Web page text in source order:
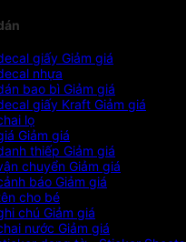
giấy
nhựa
bao bì
giấy Kraft
lọ
thiếp
chuyển
báo
cho bé
chú
nước